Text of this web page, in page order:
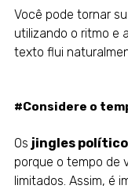
Você pode tornar
utilizando o ritmo e
texto flui
#Considere o
Os jingles
porque o tempo de
limitados. Assim, é